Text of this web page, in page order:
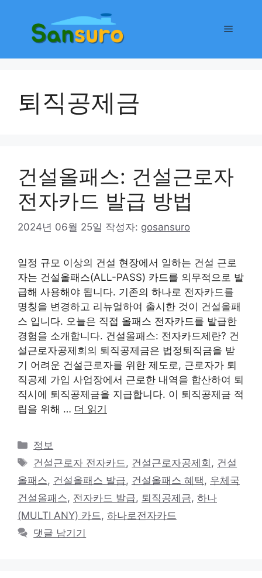
메
퇴직공제금
건설올패스: 건설근로자
전자카드 발급 방법
2024년 06월 25일 작성자: gosansuro
일정 규모 이상의 건설 현장에서 일하는 건설 근로
자는 건설올패스(ALL-PASS) 카드를 의무적으로 발
급해 사용해야 됩니다. 기존의 하나로 전자카드를
명칭을 변경하고 리뉴얼하여 출시한 것이 건설올패
스 입니다. 오늘은 직접 올패스 전자카드를 발급한
경험을 소개합니다. 건설올패스: 전자카드제란? 건
설근로자공제회의 퇴직공제금은 법정퇴직금을 받
기 어려운 건설근로자를 위한 제도로, 근로자가 퇴
직공제 가입 사업장에서 근로한 내역을 합산하여 퇴
직시에 퇴직공제금을 지급합니다. 이 퇴직공제금 적
립을 위해 … 더 읽기
카
테
리
정보
태
그
건설근로자 전자카드 , 건설근로자공제회 , 건설
올패스, 건설올패스 발급, 건설올패스 혜택 , 우체국
건설올패스, 전자카드 발급, 퇴직공제금, 하나
(MULTI ANY) 카드 , 하나로전자카드
댓글 남기기